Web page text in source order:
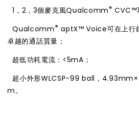
1，2，3個麥克風Qualcomm ® CVC™
Qualcomm ® aptX™ Voice可在上行
卓越的通話質量；
超低功耗電流：<5mA；
超小外形WLCSP-99 ball，
m。